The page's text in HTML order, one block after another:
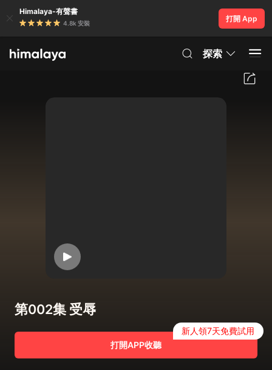
Himalaya-有聲書
4.8k 安裝
打開 App
探索
第002集 受辱
打開APP收聽
新人領7天免費試用